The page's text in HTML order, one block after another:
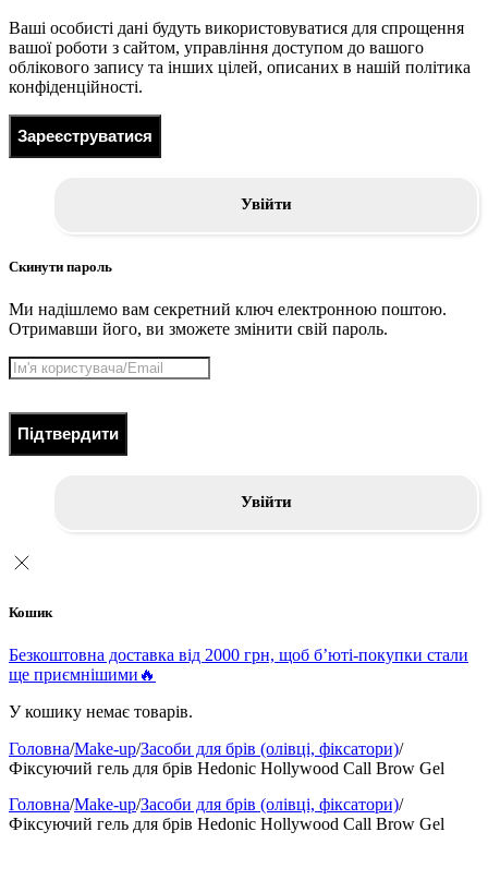
Ваші особисті дані будуть використовуватися для спрощення
вашої роботи з сайтом, управління доступом до вашого
облікового запису та інших цілей, описаних в нашій політика
конфіденційності.
Зареєструватися
Увійти
Скинути пароль
Ми надішлемо вам секретний ключ електронною поштою.
Отримавши його, ви зможете змінити свій пароль.
Підтвердити
Увійти
Кошик
Безкоштовна доставка від 2000 грн, щоб б’юті-покупки стали
ще приємнішими🔥
У кошику немає товарів.
Головна/Make-up/Засоби для брів (олівці, фіксатори)/
Фіксуючий гель для брів Hedonic Hollywood Call Brow Gel
Головна/Make-up/Засоби для брів (олівці, фіксатори)/
Фіксуючий гель для брів Hedonic Hollywood Call Brow Gel